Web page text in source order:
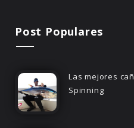
Post Populares
Las mejores
Spinning